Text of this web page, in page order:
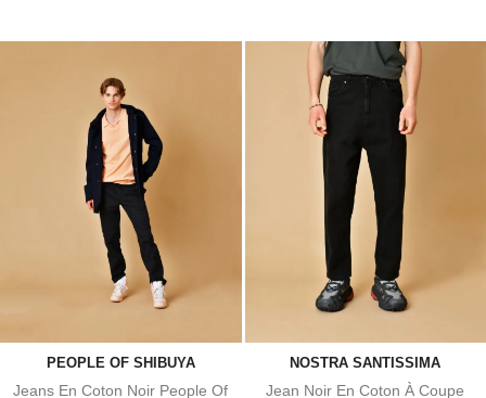
PEOPLE OF SHIBUYA
Jeans En Coton Noir People Of
NOSTRA SANTISSIMA
Jean Noir En Coton À Coupe